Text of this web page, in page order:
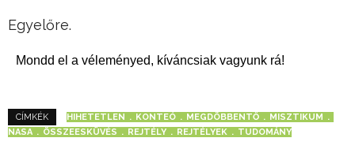
Egyelőre.
Mondd el a véleményed, kíváncsiak vagyunk rá!
CÍMKÉK HIHETETLEN KONTEÓ MEGDÖBBENTŐ
MISZTIKUM
NASA
ÖSSZEESKÜVÉS REJTÉLY REJTÉLYEK TUDOMÁNY